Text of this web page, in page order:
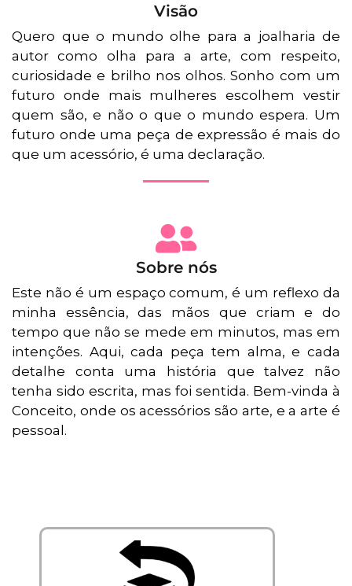
Visão
Quero que o mundo olhe para a joalharia de
autor como olha para a arte, com respeito,
curiosidade e brilho nos olhos. Sonho com um
futuro onde mais mulheres escolhem vestir
quem são, e não o que o mundo espera. Um
futuro onde uma peça de expressão é mais do
que um acessório, é uma declaração.
Sobre nós
Este não é um espaço comum, é um reflexo da
minha essência, das mãos que criam e do
tempo que não se mede em minutos, mas em
intenções. Aqui, cada peça tem alma, e cada
detalhe conta uma história que talvez não
tenha sido escrita, mas foi sentida. Bem-vinda à
Conceito, onde os acessórios são arte, e a arte é
pessoal.